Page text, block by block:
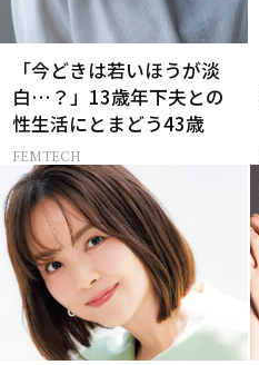
「今どきは若いほうが淡
白…？」13歳年下夫との
性生活にとまどう43歳
FEMTECH